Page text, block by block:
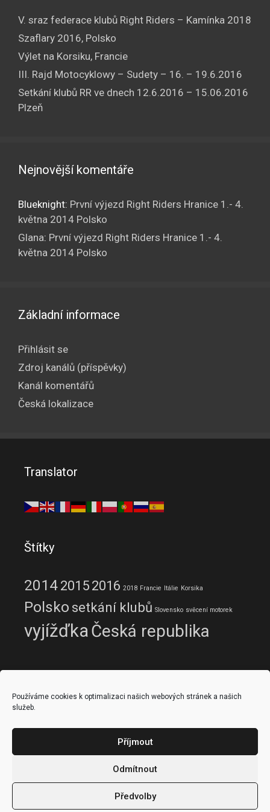
Používáme cookies k optimalizaci našich webových stránek a našich
služeb.
Příjmout
Odmítnout
Předvolby
V. sraz federace klubů Right Riders – Kamínka 2018
Szaflary 2016, Polsko
Výlet na Korsiku, Francie
III. Rajd Motocyklowy – Sudety – 16. – 19.6.2016
Setkání klubů RR ve dnech 12.6.2016 – 15.06.2016
Plzeň
Nejnovější komentáře
Blueknight: První výjezd Right Riders Hranice 1.- 4.
května 2014 Polsko
Glana: První výjezd Right Riders Hranice 1.- 4.
května 2014 Polsko
Základní informace
Přihlásit se
Zdroj kanálů (příspěvky)
Kanál komentářů
Česká lokalizace
Translator
Štítky
201420152016 2018 Francie Itálie Korsika
Polsko setkání klubů Slovensko svěcení motorek
vyjížďkaČeská republika
IPA - sekce Česká republika
IPA – územní skupina č. 206Hranice
Zásady cookies (EU)
Copyright © 2014 - 2026Right Riders Hranice| Admin: